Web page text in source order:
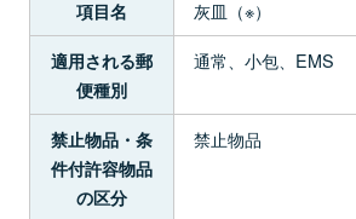
項目名 灰皿（※）
適用される郵
便種別
通常、小包、EMS
禁止物品・条
件付許容物品
の区分
禁止物品